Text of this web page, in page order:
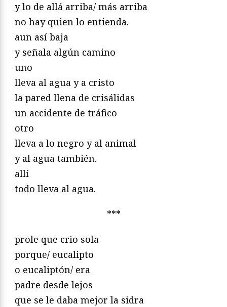
y lo de allá arriba/ más arriba
no hay quien lo entienda.
aun así baja
y señala algún camino
uno
lleva al agua y a cristo
la pared llena de crisálidas
un accidente de tráfico
otro
lleva a lo negro y al animal
y al agua también.
allí
todo lleva al agua.
***
prole que crio sola
porque/ eucalipto
o eucaliptón/ era
padre desde lejos
que se le daba mejor la sidra